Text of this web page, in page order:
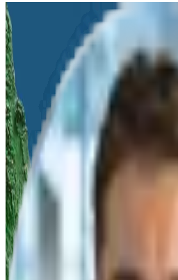
Haben Sie Fragen?
Kontaktieren Sie uns für weitere
Vor-Ort Termin oder
Online
Anwendungsorientierte
Ihrpersönlicher
Woran sind Sie interessiert?
Produktberatung
Produktvorführung
Infomaterial
Angebot
Titel
Vorname